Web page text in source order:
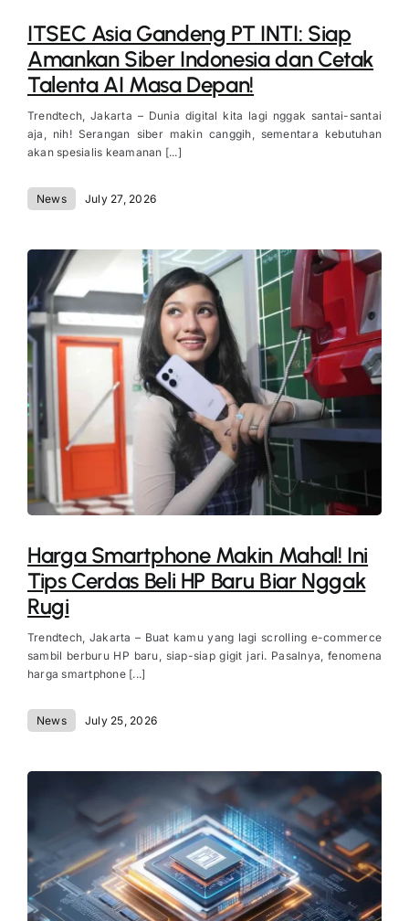
ITSEC Asia Gandeng PT INTI: Siap
Amankan Siber Indonesia dan Cetak
Talenta AI Masa Depan!
Trendtech, Jakarta – Dunia digital kita lagi nggak santai-santai
aja, nih! Serangan siber makin canggih, sementara kebutuhan
akan spesialis keamanan [...]
News July 27, 2026
Harga Smartphone Makin Mahal! Ini
Tips Cerdas Beli HP Baru Biar Nggak
Rugi
Trendtech, Jakarta – Buat kamu yang lagi scrolling e-commerce
sambil berburu HP baru, siap-siap gigit jari. Pasalnya, fenomena
harga smartphone [...]
News July 25, 2026